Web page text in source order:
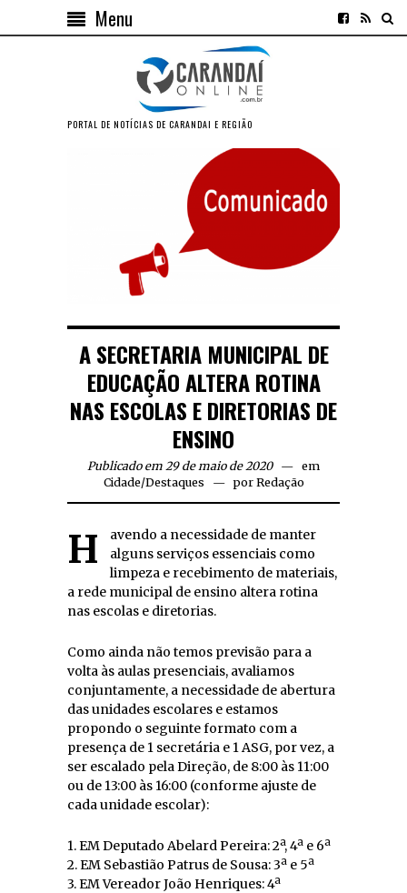
Menu
PORTAL DE NOTÍCIAS DE CARANDAI E REGIÃO
A SECRETARIA MUNICIPAL DE
EDUCAÇÃO ALTERA ROTINA
NAS ESCOLAS E DIRETORIAS DE
ENSINO
Publicado em 29 de maio de 2020
em
Cidade/Destaques por Redação
Havendo a necessidade de manter
alguns serviços essenciais como
limpeza e recebimento de materiais,
a rede municipal de ensino altera rotina
nas escolas e diretorias.
Como ainda não temos previsão para a
volta às aulas presenciais, avaliamos
conjuntamente, a necessidade de abertura
das unidades escolares e estamos
propondo o seguinte formato com a
presença de 1 secretária e 1 ASG, por vez, a
ser escalado pela Direção, de 8:00 às 11:00
ou de 13:00 às 16:00 (conforme ajuste de
cada unidade escolar):
1. EM Deputado Abelard Pereira: 2ª, 4ª e 6ª
2. EM Sebastião Patrus de Sousa: 3ª e 5ª
3. EM Vereador João Henriques: 4ª